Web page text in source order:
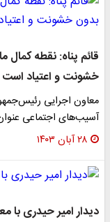
قائم پناه: نقطه
خشونت و اعتیاد است
معاون اجرایی
آسیب‌های اجتماعی
۲۸ آبان ۱۴۰۳
دیدار امیر حیدری با